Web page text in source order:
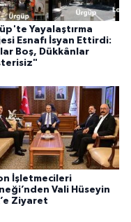
Yayalaştırma
Esnafı İsyan Ettirdi:
Boş, Dükkânlar
İşletmecileri
Vali Hüseyin
Ziyaret